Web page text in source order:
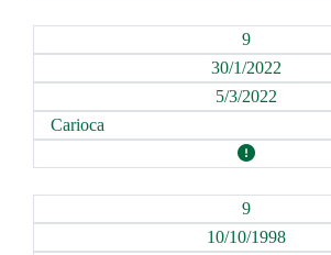
9
30/1/2022
5/3/2022
Carioca
9
10/10/1998